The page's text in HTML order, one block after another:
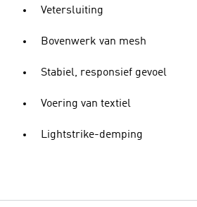
Vetersluiting
Bovenwerk van mesh
Stabiel, responsief gevoel
Voering van textiel
Lightstrike-demping